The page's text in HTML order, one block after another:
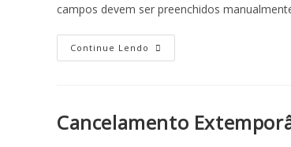
campos devem ser preenchidos
Continue Lendo
Cancelamento